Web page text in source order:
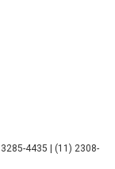
4435 | (11) 2308-